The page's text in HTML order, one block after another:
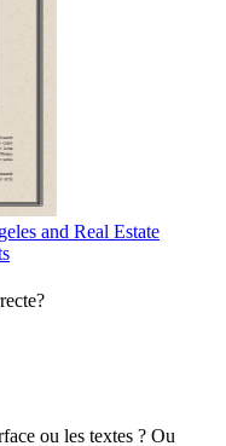
and Real Estate
ou les textes ? Ou